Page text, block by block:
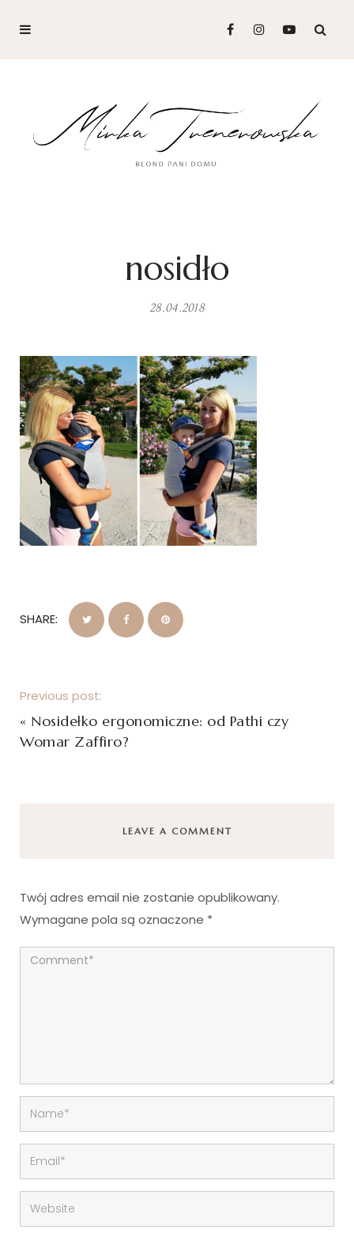
nosidło
28.04.2018
SHARE:
Previous post:
« Nosidełko ergonomiczne: od Pathi czy
Womar Zaffiro?
LEAVE A COMMENT
Twój adres email nie zostanie opublikowany.
Wymagane pola są oznaczone *